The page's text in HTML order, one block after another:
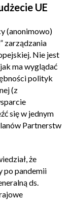
UE
(anonimowo)
zarządzania
Nie jest
ma wyglądać
polityk
(z
się w jednym
Partnerstw
że
po pandemii
ds.